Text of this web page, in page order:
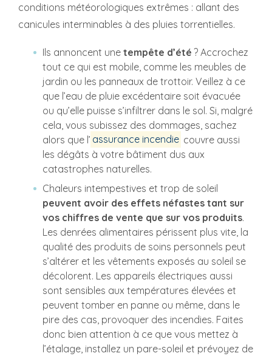
conditions météorologiques extrêmes : allant des
canicules interminables à des pluies torrentielles.
Ils annoncent une tempête d’été ? Accrochez
tout ce qui est mobile, comme les meubles de
jardin ou les panneaux de trottoir. Veillez à ce
que l’eau de pluie excédentaire soit évacuée
ou qu’elle puisse s’infiltrer dans le sol. Si, malgré
cela, vous subissez des dommages, sachez
alors que l’ assurance incendie couvre aussi
les dégâts à votre bâtiment dus aux
catastrophes naturelles.
Chaleurs intempestives et trop de soleil
peuvent avoir des effets néfastes tant sur
vos chiffres de vente que sur vos produits.
Les denrées alimentaires périssent plus vite, la
qualité des produits de soins personnels peut
s’altérer et les vêtements exposés au soleil se
décolorent. Les appareils électriques aussi
sont sensibles aux températures élevées et
peuvent tomber en panne ou même, dans le
pire des cas, provoquer des incendies. Faites
donc bien attention à ce que vous mettez à
l’étalage, installez un pare-soleil et prévoyez de